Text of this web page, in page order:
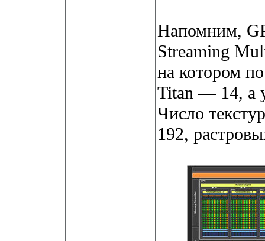
Напомним,
Streaming
на котором
Titan — 14, а
Число
192,